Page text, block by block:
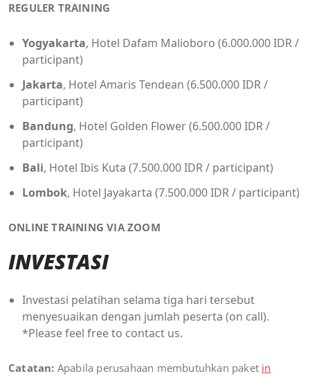
REGULER TRAINING
Yogyakarta, Hotel Dafam Malioboro (6.000.000 IDR /
participant)
Jakarta, Hotel Amaris Tendean (6.500.000 IDR /
participant)
Bandung, Hotel Golden Flower (6.500.000 IDR /
participant)
Bali, Hotel Ibis Kuta (7.500.000 IDR / participant)
Lombok, Hotel Jayakarta (7.500.000 IDR / participant)
ONLINE TRAINING VIA ZOOM
INVESTASI
Investasi pelatihan selama tiga hari tersebut
menyesuaikan dengan jumlah peserta (on call).
*Please feel free to contact us.
Catatan: Apabila perusahaan membutuhkan paket in